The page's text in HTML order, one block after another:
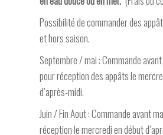
Possibilité de commander des
et hors saison.
Septembre / mai : Commande
pour réception des appâts le
d’après-midi.
Juin / Fin Aout : Commande avant
réception le mercredi en début